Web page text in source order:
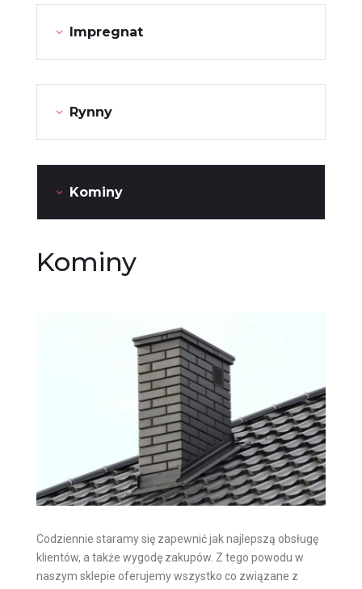
Impregnat
Rynny
Kominy
Kominy
Codziennie staramy się zapewnić jak najlepszą obsługę
klientów, a także wygodę zakupów. Z tego powodu w
naszym sklepie oferujemy wszystko co związane z